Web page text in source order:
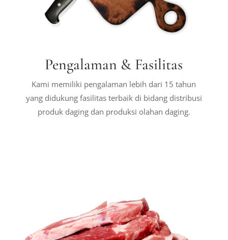
Pengalaman & Fasilitas
Kami memiliki pengalaman lebih dari 15 tahun
yang didukung fasilitas terbaik di bidang distribusi
produk daging dan produksi olahan daging.